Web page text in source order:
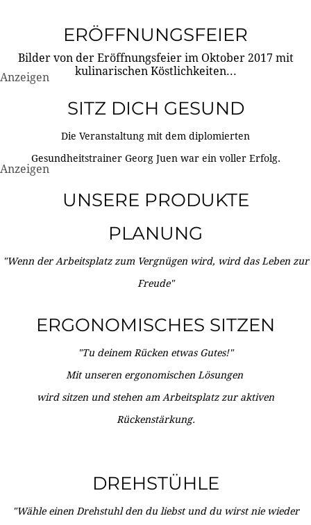
ERÖFFNUNGSFEIER
Bilder von der Eröffnungsfeier im Oktober 2017 mit
kulinarischen Köstlichkeiten...
Anzeigen
SITZ DICH GESUND
Die Veranstaltung mit dem diplomierten
Gesundheitstrainer Georg Juen war ein voller Erfolg.
Anzeigen
UNSERE PRODUKTE
PLANUNG
"Wenn der Arbeitsplatz zum Vergnügen wird, wird das Leben zur
Freude"
ERGONOMISCHES SITZEN
"Tu deinem Rücken etwas Gutes!"
Mit unseren ergonomischen Lösungen
wird sitzen und stehen am Arbeitsplatz zur aktiven
Rückenstärkung.
DREHSTÜHLE
"Wähle einen Drehstuhl den du liebst und du wirst nie wieder